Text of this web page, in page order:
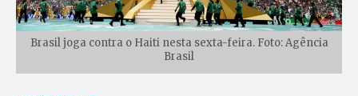
Brasil joga contra o Haiti nesta sexta-feira. Foto: Agência
Brasil